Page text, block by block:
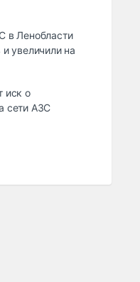
в Ленобласти
увеличили на
иск о
сети АЗС